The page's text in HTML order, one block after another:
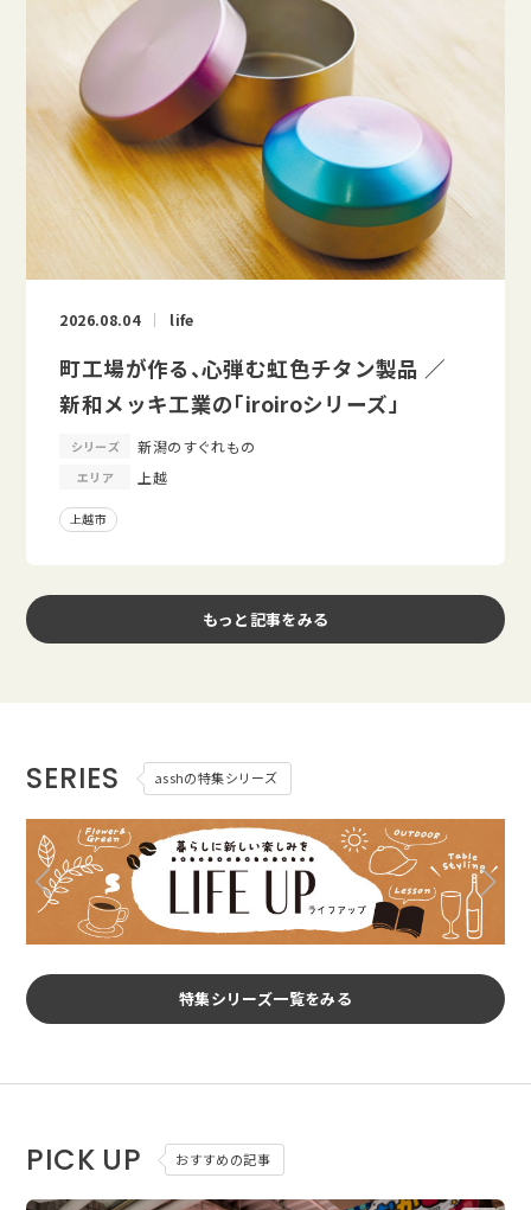
2026.08.04 life
町工場が作る、心弾む虹色チタン製品 ／
新和メッキ工業の「iroiroシリーズ」
シリーズ 新潟のすぐれもの
エリア 上越
上越市
もっと記事をみる
SERIES asshの特集シリーズ
特集シリーズ一覧をみる
PICK UP おすすめの記事